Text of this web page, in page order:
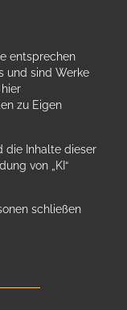
entsprechen
und sind Werke
zu Eigen
die Inhalte dieser
von „KI“
schließen